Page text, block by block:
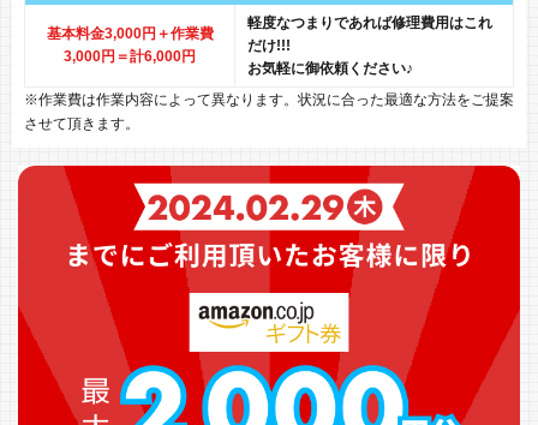
基本料金3,000円＋作業費
3,000円 ＝計6,000円
軽度なつまりであれば修理費用はこれ
だけ!!!
お気軽に御依頼ください♪
※作業費は作業内容によって異なります。状況に合った最適な方法をご提案
させて頂きます。